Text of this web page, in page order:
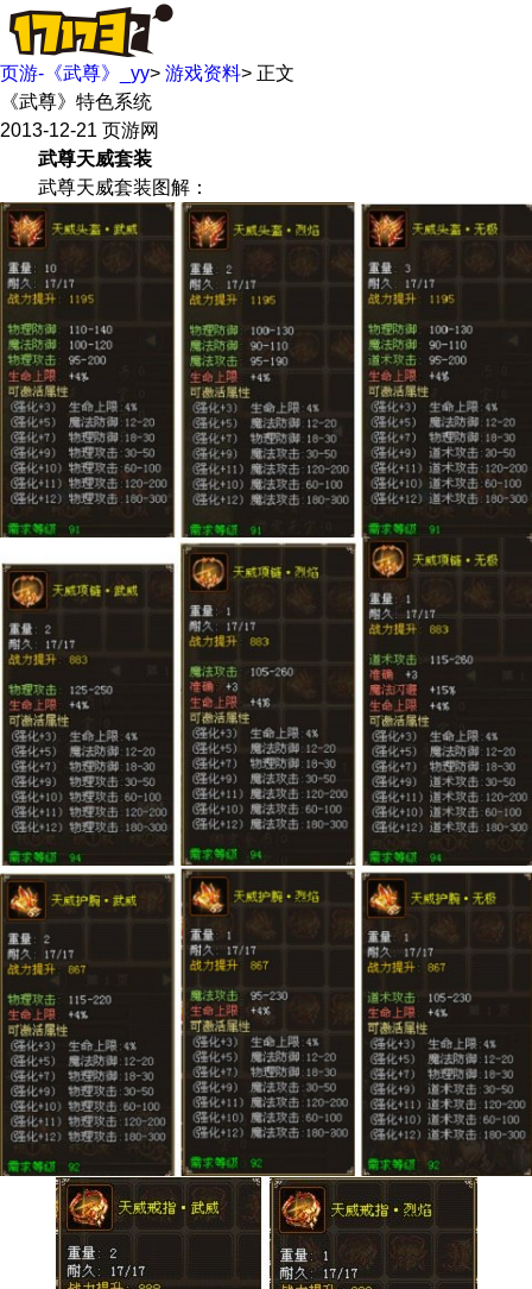
页游-《武尊》_yy> 游戏资料> 正文
《武尊》特色系统
2013-12-21 页游网
武尊天威套装
武尊天威套装图解：